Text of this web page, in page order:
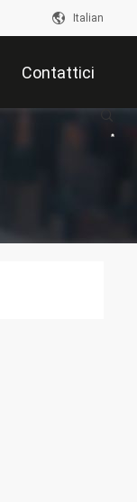
Italian
Contattici